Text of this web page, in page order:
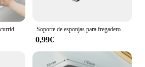
Almacenamiento de pared, escurridor de fregadero de cocina suspendido, soporte para esponja, estante para jabón de cocina, sin taladro, almacenamiento y organización de cocina Soporte de esponjas para fregadero de cocina de acero inoxidable, escurridor autoadhesivo, estante de secado, ganchos de pared para el hogar, organizador de almacenamiento, 1-6 uds.
0,99€